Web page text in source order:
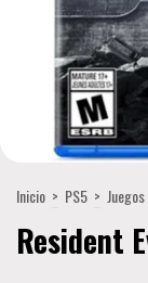
Inicio > PS5 >
Resident